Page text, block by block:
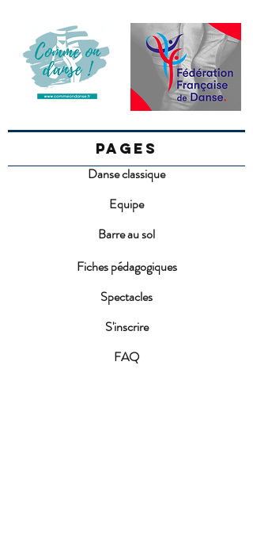
PAGES
Danse classique
Equipe
Barre au sol
Fiches pédagogiques
Spectacles
S'inscrire
FAQ